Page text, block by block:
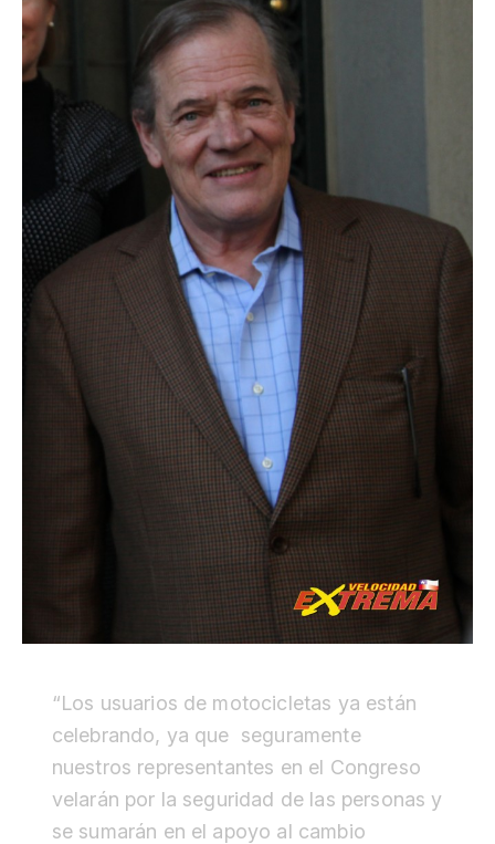
“Los usuarios de motocicletas ya están
celebrando, ya que seguramente
nuestros representantes en el Congreso
velarán por la seguridad de las personas y
se sumarán en el apoyo al cambio